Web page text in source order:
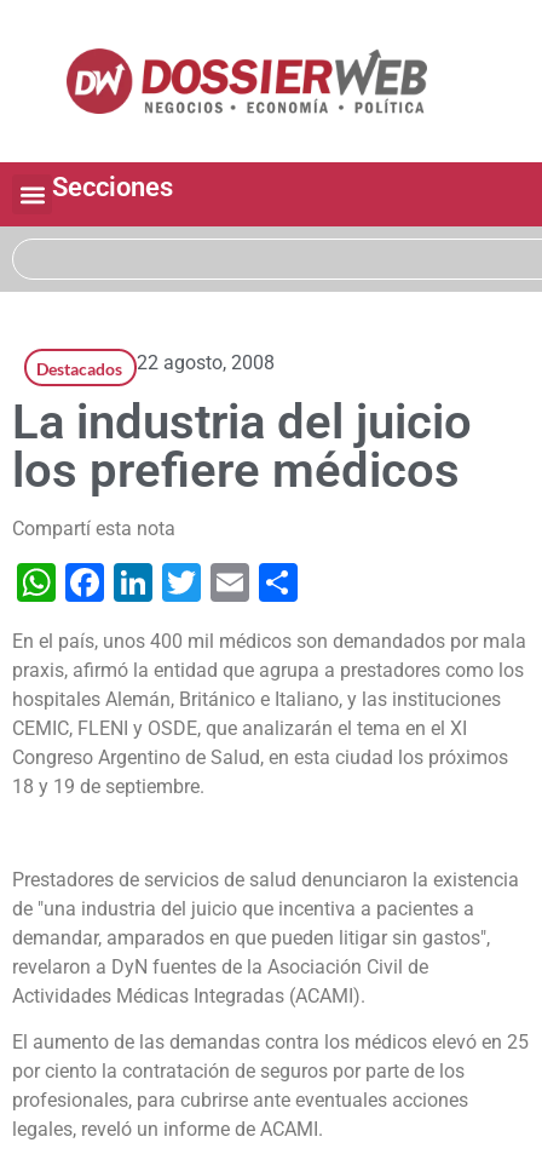
Secciones
Destacados 22 agosto, 2008
La industria del juicio
los prefiere médicos
Compartí esta nota
WhatsApp
Facebook
LinkedIn
Twitter
Email
En el país, unos 400 mil médicos son demandados por mala
praxis, afirmó la entidad que agrupa a prestadores como los
hospitales Alemán, Británico e Italiano, y las instituciones
CEMIC, FLENI y OSDE, que analizarán el tema en el XI
Congreso Argentino de Salud, en esta ciudad los próximos
18 y 19 de septiembre.
Prestadores de servicios de salud denunciaron la existencia
de "una industria del juicio que incentiva a pacientes a
demandar, amparados en que pueden litigar sin gastos",
revelaron a DyN fuentes de la Asociación Civil de
Actividades Médicas Integradas (ACAMI).
El aumento de las demandas contra los médicos elevó en 25
por ciento la contratación de seguros por parte de los
profesionales, para cubrirse ante eventuales acciones
legales, reveló un informe de ACAMI.